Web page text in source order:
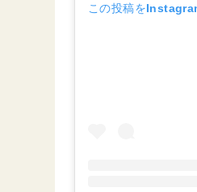
この投稿を